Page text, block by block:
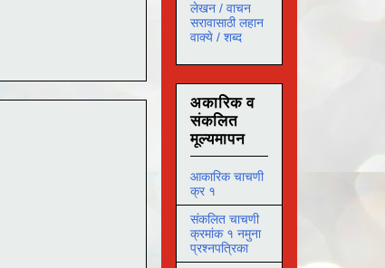
लेखन / वाचन
सरावासाठी लहान
वाक्ये / शब्द
अकारिक व
संकलित
मूल्यमापन
आकारिक चाचणी
क्र १
संकलित चाचणी
क्रमांक १ नमुना
प्रश्नपत्रिका